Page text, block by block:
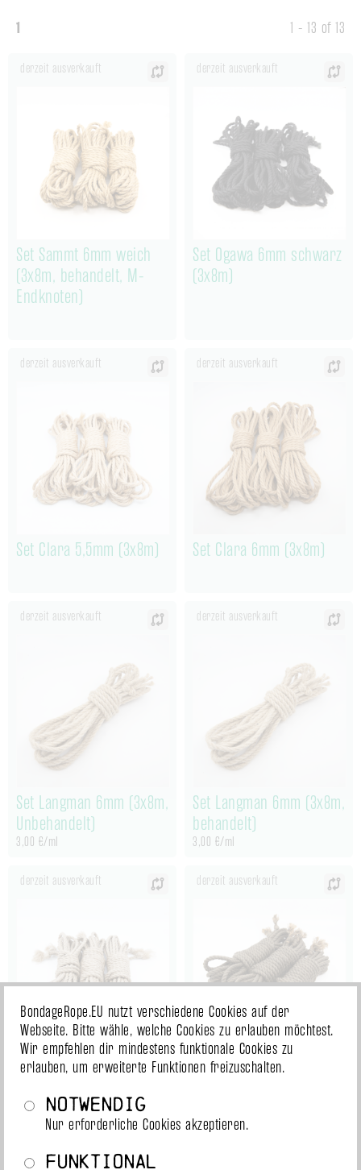
1 1 - 13 of 13
derzeit ausverkauft
Set Sammt 6mm weich
(3x8m, behandelt, M-
Endknoten)
derzeit ausverkauft
Set Ogawa 6mm schwarz
(3x8m)
derzeit ausverkauft
Set Clara 5,5mm (3x8m)
derzeit ausverkauft
Set Clara 6mm (3x8m)
derzeit ausverkauft
Set Langman 6mm (3x8m,
Unbehandelt)
3,00 €/ml
derzeit ausverkauft
Set Langman 6mm (3x8m,
behandelt)
3,00 €/ml
derzeit ausverkauft
Set Leinenhanf 6mm
derzeit ausverkauft
Set Nawaya 6,5mm
BondageRope.EU nutzt verschiedene Cookies auf der
Webseite. Bitte wähle, welche Cookies zu erlauben möchtest.
Wir empfehlen dir mindestens funktionale Cookies zu
erlauben, um erweiterte Funktionen freizuschalten.
Notwendig
Nur erforderliche Cookies akzeptieren.
Funktional